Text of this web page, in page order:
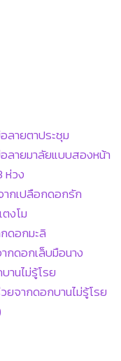
ลายตาประชุม
ลายมาลัยแบบสองหน้า
ห่วง
กเปลือกดอกรัก
งโม
ดอกมะลิ
กดอกเล็บมือนาง
านไม่รู้โรย
ยจากดอกบานไม่รู้โรย